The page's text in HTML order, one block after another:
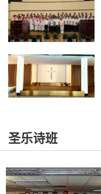
圣乐诗班